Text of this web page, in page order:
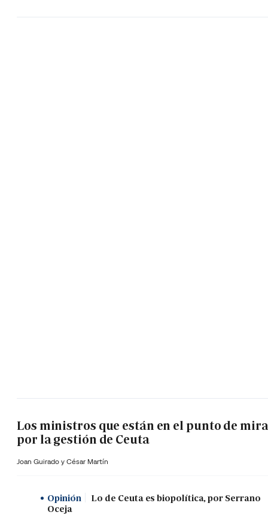
Los ministros que están en el punto de mira
por la gestión de Ceuta
Joan Guirado y César Martín
Opinión
Lo de Ceuta es biopolítica, por Serrano
Oceja